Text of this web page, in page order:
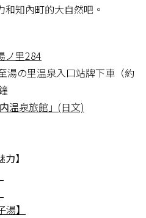
知內町的大自然吧。
ノ里284
湯の里温泉入口站牌下車（約
温泉旅館」(日文)
】
】